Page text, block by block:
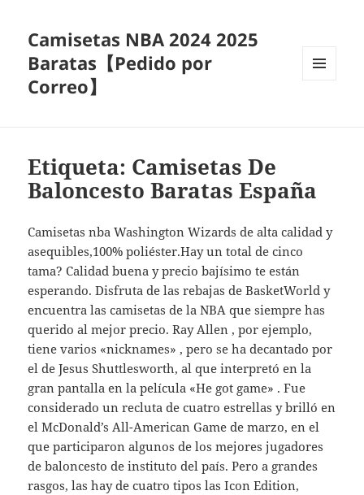
Camisetas NBA 2024 2025
Baratas【Pedido por
Correo】
Etiqueta: Camisetas De
Baloncesto Baratas España
Camisetas nba Washington Wizards de alta calidad y
asequibles,100% poliéster.Hay un total de cinco
tama? Calidad buena y precio bajísimo te están
esperando. Disfruta de las rebajas de BasketWorld y
encuentra las camisetas de la NBA que siempre has
querido al mejor precio. Ray Allen , por ejemplo,
tiene varios «nicknames» , pero se ha decantado por
el de Jesus Shuttlesworth, al que interpretó en la
gran pantalla en la película «He got game» . Fue
considerado un recluta de cuatro estrellas y brilló en
el McDonald’s All-American Game de marzo, en el
que participaron algunos de los mejores jugadores
de baloncesto de instituto del país. Pero a grandes
rasgos, las hay de cuatro tipos las Icon Edition,